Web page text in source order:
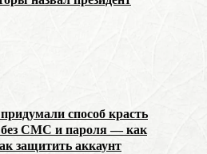
способ красть
без СМС и пароля — как
защитить аккаунт